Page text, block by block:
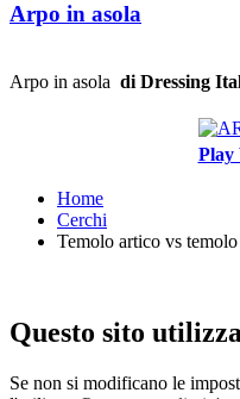
Arpo in asola
Arpo in asola di Dressing
Play
Home
Cerchi
Temolo artico vs
Questo sito
Se non si modificano le